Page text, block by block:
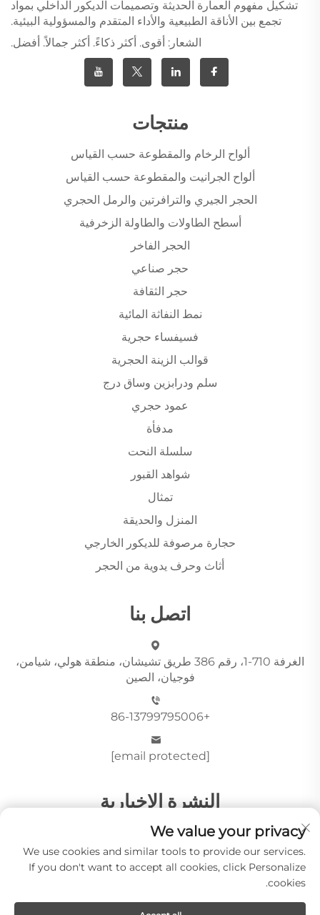
تشكيل مفهوم العمارة الحديثة وتصميمات الديكور الداخلي بمواد
تجمع بين الأناقة الطبيعية والأداء المتقدم والمسؤولية البيئية.
الشعار: أقوى. أكثر ذكاءً. أكثر جمالاً. أفضل.
منتجات
ألواح الرخام والمقطوعة حسب القياس
ألواح الجرانيت والمقطوعة حسب القياس
الحجر الجيري والترافرتين والرمل الحجري
أسطح الطاولات والطاولة الزخرفية
الحجر الفاخر
حجر صناعي
حجر الثقافة
نمط النفاثة المائية
فسيفساء حجرية
قوالب الزينة الحجرية
سلم ودرابزين وساق درج
عمود حجري
مدفأة
سلسلة النحت
شواهد القبور
تمثال
المنزل والحديقة
حجارة مرصوفة للديكور الخارجي
أثاث وحرف يدوية من الحجر
اتصل بنا
الغرفة 710-1، رقم 386 طريق تشيشان، منطقة هولي، شيامن،
فوجيان، الصين
+86-13799795006
[email protected]
النشرة الإخبارية
أرسِل
We value your privacy
We use cookies and similar tools to provide our services.
If you don't want to accept all cookies, click Personalize
cookies.